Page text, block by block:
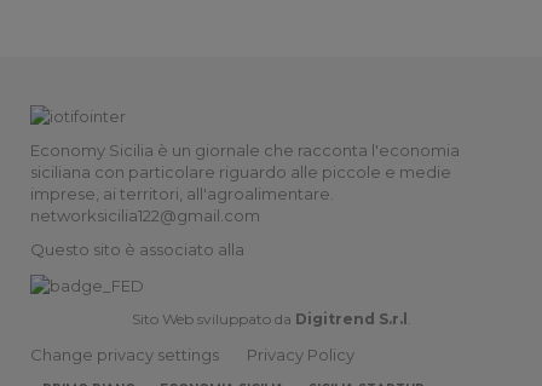
Economy Sicilia è un giornale che racconta l'economia
siciliana con particolare riguardo alle piccole e medie
imprese, ai territori, all'agroalimentare.
networksicilia122@gmail.com
Questo sito è associato alla
Sito Web sviluppato da Digitrend S.r.l
Change privacy settings Privacy Policy